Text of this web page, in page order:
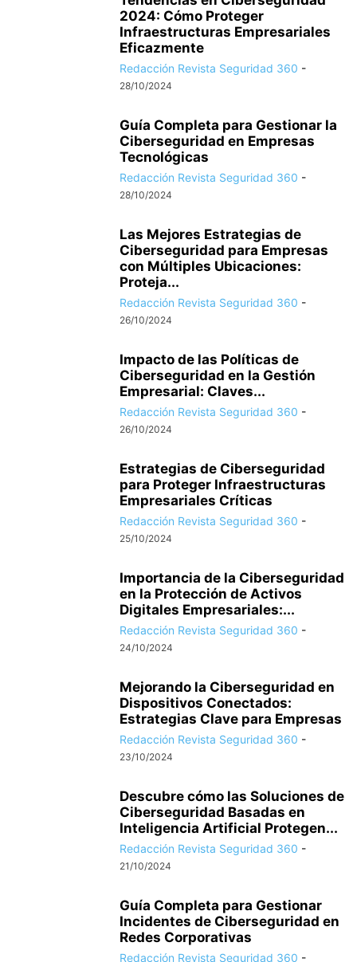
2024: Cómo Proteger
Infraestructuras Empresariales
Eficazmente
Redacción Revista Seguridad 360 -
28/10/2024
Guía Completa para Gestionar la
Ciberseguridad en Empresas
Tecnológicas
Redacción Revista Seguridad 360 -
28/10/2024
Las Mejores Estrategias de
Ciberseguridad para Empresas
con Múltiples Ubicaciones:
Proteja...
Redacción Revista Seguridad 360 -
26/10/2024
Impacto de las Políticas de
Ciberseguridad en la Gestión
Empresarial: Claves...
Redacción Revista Seguridad 360 -
26/10/2024
Estrategias de Ciberseguridad
para Proteger Infraestructuras
Empresariales Críticas
Redacción Revista Seguridad 360 -
25/10/2024
Importancia de la Ciberseguridad
en la Protección de Activos
Digitales Empresariales:...
Redacción Revista Seguridad 360 -
24/10/2024
Mejorando la Ciberseguridad en
Dispositivos Conectados:
Estrategias Clave para Empresas
Redacción Revista Seguridad 360 -
23/10/2024
Descubre cómo las Soluciones de
Ciberseguridad Basadas en
Inteligencia Artificial Protegen...
Redacción Revista Seguridad 360 -
21/10/2024
Guía Completa para Gestionar
Incidentes de Ciberseguridad en
Redes Corporativas
Redacción Revista Seguridad 360 -